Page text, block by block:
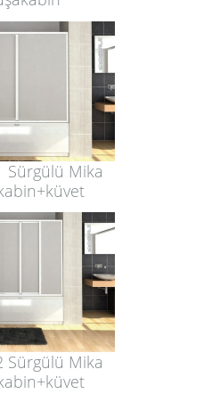
Sürgülü Mika
Sürgülü Mika